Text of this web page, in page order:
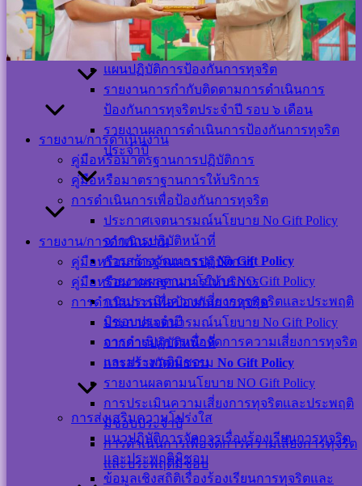
ป้องกันการทุจริตประจำปี รอบ ๖ เดือน
รายงานผลการดำเนินการป้องกันการทุจริต
ประจำปี
รายงาน/การดำเนินงาน
คู่มือหรือมาตรฐานการปฏิบัติการ
คู่มือหรือมาตราฐานการให้บริการ
การดำเนินการเพื่อป้องกันการทุจริต
ประกาศเจตนารมณ์นโยบาย No Gift Policy
จากการปฏิบัติหน้าที่
การสร้างวัฒนธรรมNo Gift Policy
รายงานผลตามนโยบาย NO Gift Policy
การประเมินความเสี่ยงการทุจริตและประพฤติ
มิชอบประจำปี
การดำเนินการเพื่อจัดการความเสี่ยงการทุจริต
และประพฤติมิชอบ
การส่งเสริมความโปร่งใส
แนวปฏิบัติการจัดการเรื่องร้องเรียนการทุจริต
และประพฤติมิชอบ
ข้อมูลเชิงสถิติเรื่องร้องเรียนการทุจริตและ
แผนอัตรากำลัง
แผนการบริหารจัดการความเสี่ยง
แผนป้องกันการทุจริต
แผนปฏิบัติการป้องกันการทุจริต
รายงานการกำกับติดตามการดำเนินการ
ป้องกันการทุจริตประจำปี รอบ ๖ เดือน
รายงานผลการดำเนินการป้องกันการทุจริต
ประจำปี
รายงาน/การดำเนินงาน
คู่มือหรือมาตรฐานการปฏิบัติการ
คู่มือหรือมาตราฐานการให้บริการ
การดำเนินการเพื่อป้องกันการทุจริต
ประกาศเจตนารมณ์นโยบาย No Gift Policy
จากการปฏิบัติหน้าที่
การสร้างวัฒนธรรม No Gift Policy
รายงานผลตามนโยบาย NO Gift Policy
การประเมินความเสี่ยงการทุจริตและประพฤติ
มิชอบประจำปี
การดำเนินการเพื่อจัดการความเสี่ยงการทุจริต
และประพฤติมิชอบ
Visitor Counter
Users Today : 33
Users This Month :
Users This Year :
Total Users : 39414
Who's Online : 0
Your IP Address :
WPS Visitor
เครือข่าย